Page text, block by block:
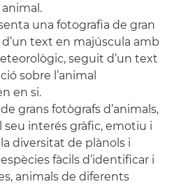
una fotografia de gran
text en majúscula amb
seguit d’un text
sobre l’animal
en si.
grans fotògrafs d’animals,
seu interés gràfic, emotiu i
diversitat de plànols i
fàcils d’identificar i
animals de diferents